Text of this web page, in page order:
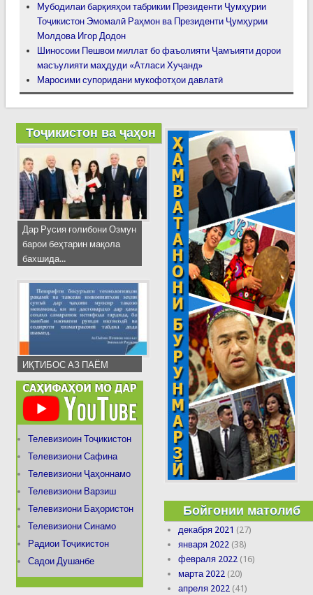
Мубодилаи барқияҳои табрикии Президенти Ҷумҳурии
Тоҷикистон Эмомалӣ Раҳмон ва Президенти Ҷумҳурии
Молдова Игор Додон
Шиносоии Пешвои миллат бо фаъолияти Ҷамъияти дорои
масъулияти маҳдуди «Атласи Хуҷанд»
Маросими супоридани мукофотҳои давлатӣ
Тоҷикистон ва ҷаҳон
Дар Русия ғолибони Озмун
барои беҳтарин мақола
бахшида...
ИҚТИБОС АЗ ПАЁМ
Телевизиоин Тоҷикистон
Телевизиони Сафина
Телевизиони Ҷаҳоннамо
Телевизиони Варзиш
Телевизиони Баҳористон
Телевизиони Синамо
Радиои Тоҷикистон
Садои Душанбе
Бойгонии матолиб
декабря 2021 (27)
января 2022 (38)
февраля 2022 (16)
марта 2022 (20)
апреля 2022 (41)